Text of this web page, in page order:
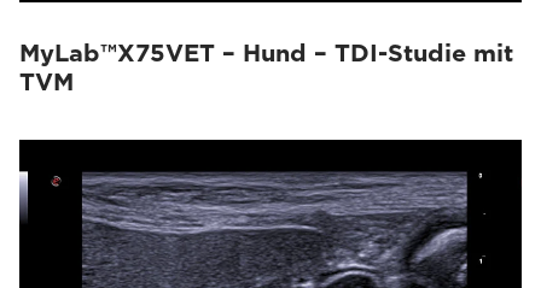
MyLab™X75VET – Hund – TDI-Studie mit
TVM